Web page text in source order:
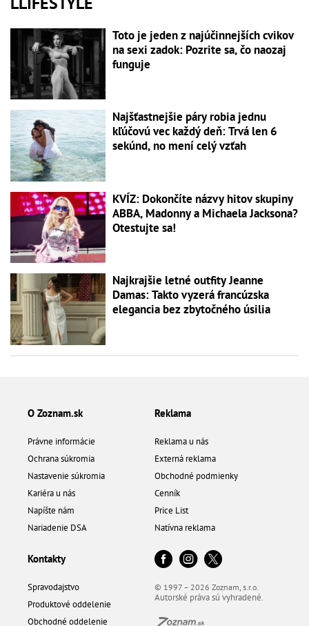
Toto je jeden z najúčinnejších cvikov
na sexi zadok: Pozrite sa, čo naozaj
funguje
Najšťastnejšie páry robia jednu
kľúčovú vec každý deň: Trvá len 6
sekúnd, no mení celý vzťah
KVÍZ: Dokončíte názvy hitov skupiny
ABBA, Madonny a Michaela Jacksona?
Otestujte sa!
Najkrajšie letné outfity Jeanne
Damas: Takto vyzerá francúzska
elegancia bez zbytočného úsilia
O Zoznam.sk
Právne informácie
Ochrana súkromia
Nastavenie súkromia
Kariéra u nás
Napíšte nám
Nariadenie DSA
Reklama
Reklama u nás
Externá reklama
Obchodné podmienky
Cenník
Price List
Natívna reklama
Kontakty
Spravodajstvo
Produktové oddelenie
Obchodné oddelenie
© 1997 – 2026 Zoznam, s.r.o.
Autorské práva sú vyhradené.